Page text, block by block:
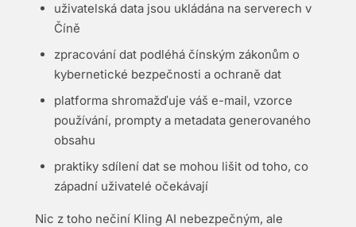
uživatelská data jsou ukládána na serverech v
Číně
zpracování dat podléhá čínským zákonům o
kybernetické bezpečnosti a ochraně dat
platforma shromažďuje váš e-mail, vzorce
používání, prompty a metadata generovaného
obsahu
praktiky sdílení dat se mohou lišit od toho, co
západní uživatelé očekávají
Nic z toho nečiní Kling AI nebezpečným, ale